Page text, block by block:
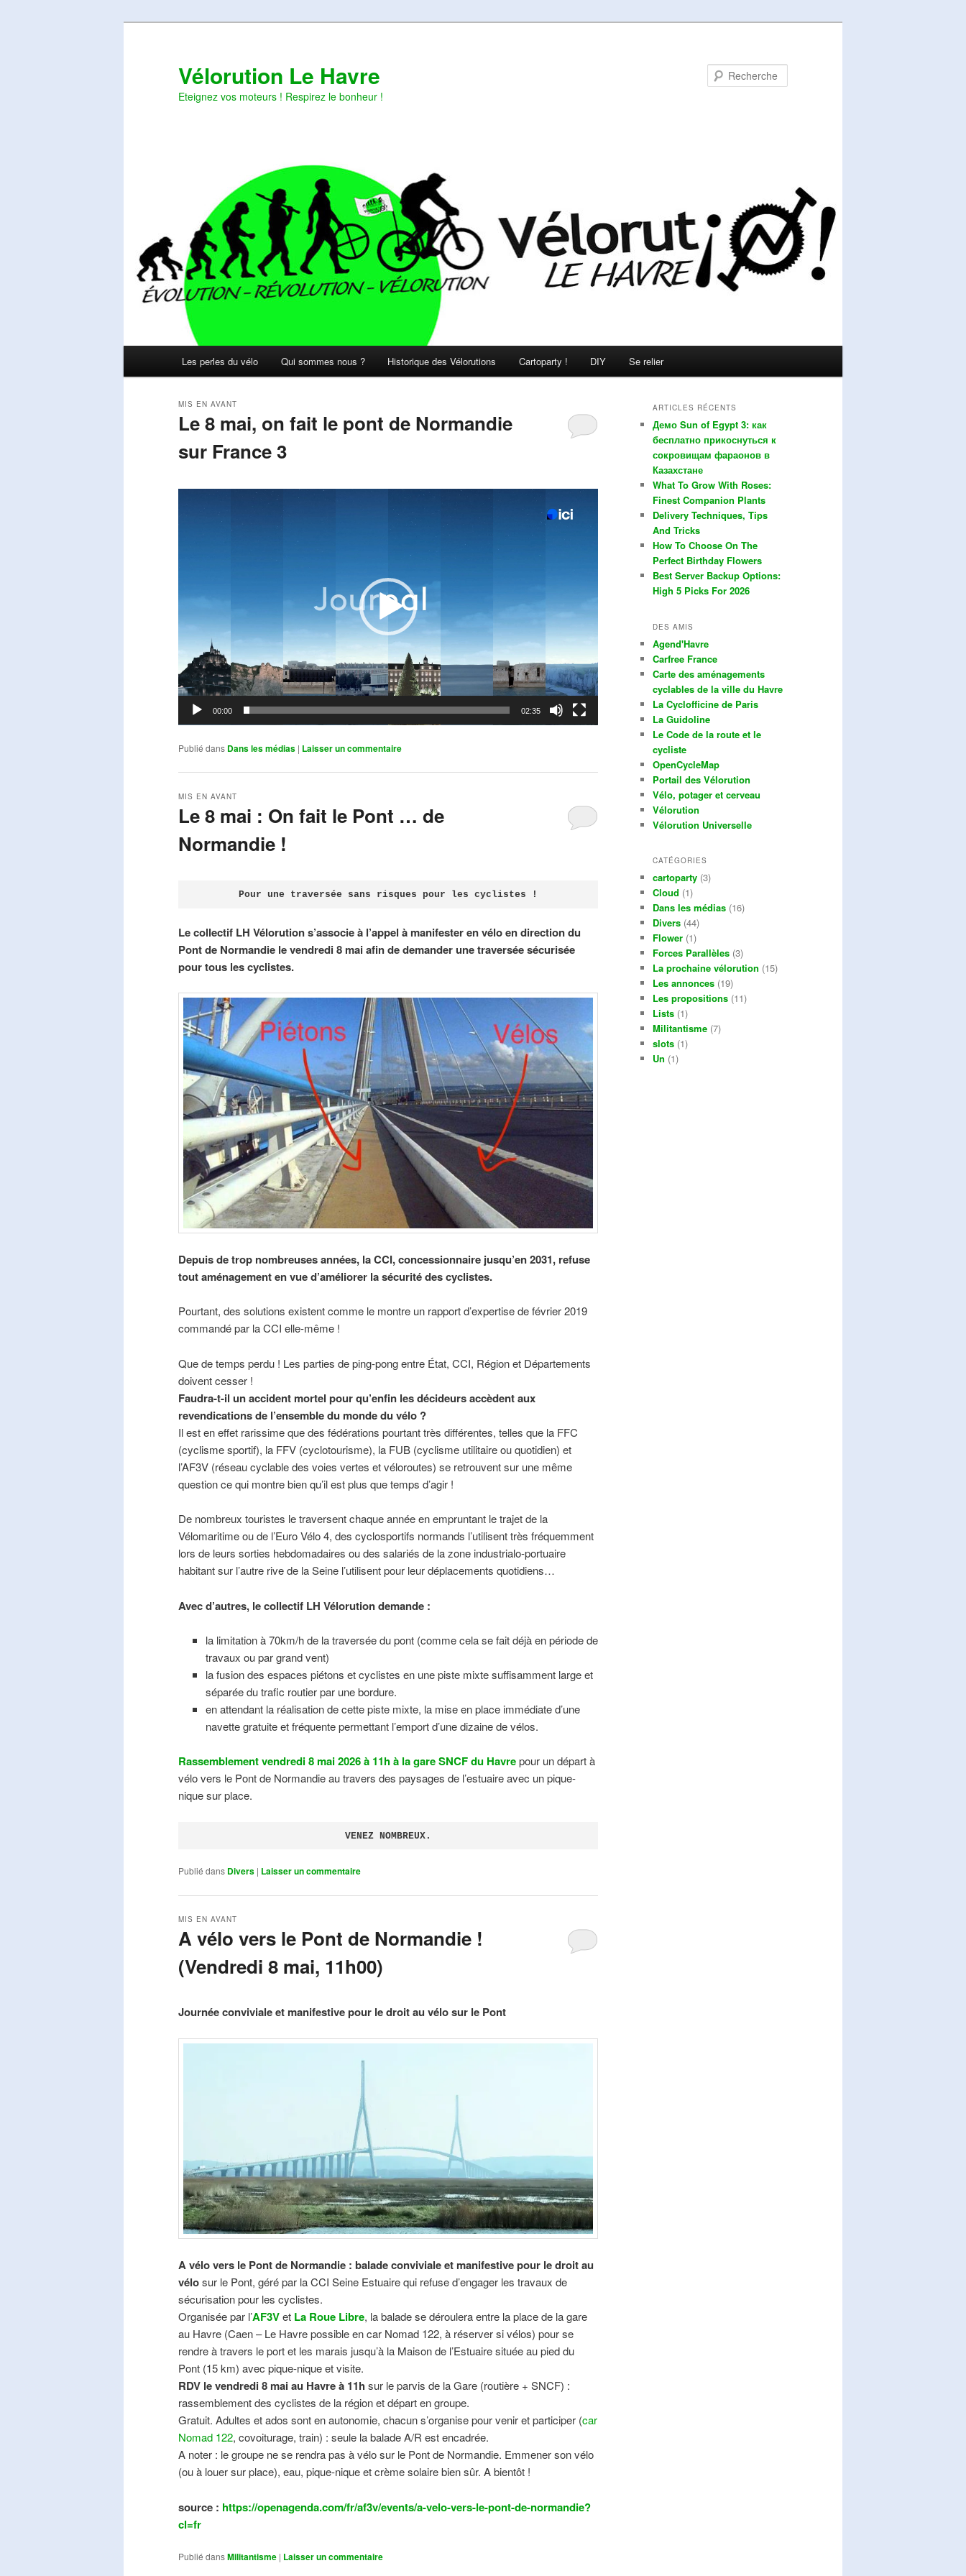
Vélorution Le Havre
Eteignez vos moteurs ! Respirez le bonheur !
Les perles du vélo Qui sommes nous ? Historique des Vélorutions Cartoparty ! DIY Se relier
Le 8 mai, on fait le pont de Normandie
sur France 3
MIS EN AVANT
00:00 02:35
Publié dans Dans les médias | Laisser un commentaire
Le 8 mai : On fait le Pont … de
Normandie !
MIS EN AVANT
Pour une traversée sans risques pour les cyclistes !
Le collectif LH Vélorution s’associe à l’appel à manifester en vélo en direction du
Pont de Normandie le vendredi 8 mai afin de demander une traversée sécurisée
pour tous les cyclistes.
Depuis de trop nombreuses années, la CCI, concessionnaire jusqu’en 2031, refuse
tout aménagement en vue d’améliorer la sécurité des cyclistes.
Pourtant, des solutions existent comme le montre un rapport d’expertise de février 2019
commandé par la CCI elle-même !
Que de temps perdu ! Les parties de ping-pong entre État, CCI, Région et Départements
doivent cesser !
Faudra-t-il un accident mortel pour qu’enfin les décideurs accèdent aux
revendications de l’ensemble du monde du vélo ?
Il est en effet rarissime que des fédérations pourtant très différentes, telles que la FFC
(cyclisme sportif), la FFV (cyclotourisme), la FUB (cyclisme utilitaire ou quotidien) et
l’AF3V (réseau cyclable des voies vertes et véloroutes) se retrouvent sur une même
question ce qui montre bien qu’il est plus que temps d’agir !
De nombreux touristes le traversent chaque année en empruntant le trajet de la
Vélomaritime ou de l’Euro Vélo 4, des cyclosportifs normands l’utilisent très fréquemment
lors de leurs sorties hebdomadaires ou des salariés de la zone industrialo-portuaire
habitant sur l’autre rive de la Seine l’utilisent pour leur déplacements quotidiens…
Avec d’autres, le collectif LH Vélorution demande :
la limitation à 70km/h de la traversée du pont (comme cela se fait déjà en période de
travaux ou par grand vent)
la fusion des espaces piétons et cyclistes en une piste mixte suffisamment large et
séparée du trafic routier par une bordure.
en attendant la réalisation de cette piste mixte, la mise en place immédiate d’une
navette gratuite et fréquente permettant l’emport d’une dizaine de vélos.
Rassemblement vendredi 8 mai 2026 à 11h à la gare SNCF du Havrepour un départ à
vélo vers le Pont de Normandie au travers des paysages de l’estuaire avec un pique-
nique sur place.
VENEZ NOMBREUX.
Publié dans Divers | Laisser un commentaire
A vélo vers le Pont de Normandie !
(Vendredi 8 mai, 11h00)
MIS EN AVANT
Journée conviviale et manifestive pour le droit au vélo sur le Pont
A vélo vers le Pont de Normandie : balade conviviale et manifestivepour le droit au
vélosur le Pont, géré par la CCI Seine Estuaire qui refuse d’engager les travaux de
sécurisation pour les cyclistes.
Organisée par l’AF3Vet La Roue Libre, la balade se déroulera entre la place de la gare
au Havre (Caen – Le Havre possible en car Nomad 122, à réserver si vélos) pour se
rendre à travers le port et les marais jusqu’à la Maison de l’Estuaire située au pied du
Pont (15 km) avec pique-nique et visite.
RDV le vendredi 8 mai au Havre à 11h sur le parvis de la Gare (routière + SNCF) :
rassemblement des cyclistes de la région et départ en groupe.
Gratuit. Adultes et ados sont en autonomie, chacun s’organise pour venir et participer (car
Nomad 122, covoiturage, train) : seule la balade A/R est encadrée.
A noter : le groupe ne se rendra pas à vélo sur le Pont de Normandie. Emmener son vélo
(ou à louer sur place), eau, pique-nique et crème solaire bien sûr. A bientôt !
source : https://openagenda.com/fr/af3v/events/a-velo-vers-le-pont-de-normandie?
cl=fr
Publié dansMilitantisme | Laisser un commentaire
ARTICLES RÉCENTS
Демо Sun of Egypt 3: как
бесплатно прикоснуться к
сокровищам фараонов в
Казахстане
What To Grow With Roses:
Finest Companion Plants
Delivery Techniques, Tips
And Tricks
How To Choose On The
Perfect Birthday Flowers
Best Server Backup Options:
High 5 Picks For 2026
DES AMIS
Agend'Havre
Carfree France
Carte des aménagements
cyclables de la ville du Havre
La Cyclofficine de Paris
La Guidoline
Le Code de la route et le
cycliste
OpenCycleMap
Portail des Vélorution
Vélo, potager et cerveau
Vélorution
Vélorution Universelle
CATÉGORIES
cartoparty (3)
Cloud (1)
Dans les médias (16)
Divers (44)
Flower (1)
Forces Parallèles (3)
La prochaine vélorution (15)
Les annonces (19)
Les propositions (11)
Lists (1)
Militantisme (7)
slots (1)
Un (1)